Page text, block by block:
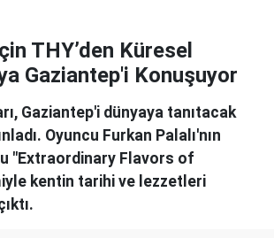
THY’den Küresel
Gaziantep'i Konuşuyor
Gaziantep'i dünyaya tanıtacak
Oyuncu Furkan Palalı'nın
"Extraordinary Flavors of
kentin tarihi ve lezzetleri